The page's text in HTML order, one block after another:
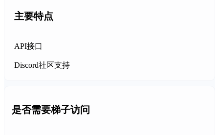
主要特点
API接口
Discord社区支持
是否需要梯子访问